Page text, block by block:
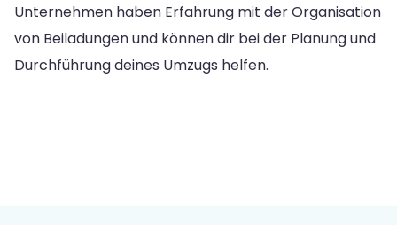
Unternehmen haben Erfahrung mit der Organisation
von Beiladungen und können dir bei der Planung und
Durchführung deines Umzugs helfen.